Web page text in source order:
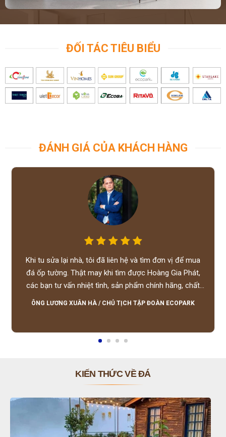
ĐỐI TÁC TIÊU BIỂU
ĐÁNH GIÁ CỦA KHÁCH HÀNG
Khi tu sửa lại nhà, tôi đã liên hệ và tìm đơn vị để mua
đá ốp tường. Thật may khi tìm được Hoàng Gia Phát,
các bạn tư vấn nhiệt tình, sản phẩm chính hãng, chất
lượng tốt, giá hợp lý, hỗ trợ tận tình.
ÔNG LƯƠNG XUÂN HÀ / CHỦ TỊCH TẬP ĐOÀN ECOPARK
KIẾN THỨC VỀ ĐÁ